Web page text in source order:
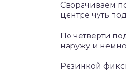
Сворачиваем
центре чуть
По четверти
наружу и
Резинкой